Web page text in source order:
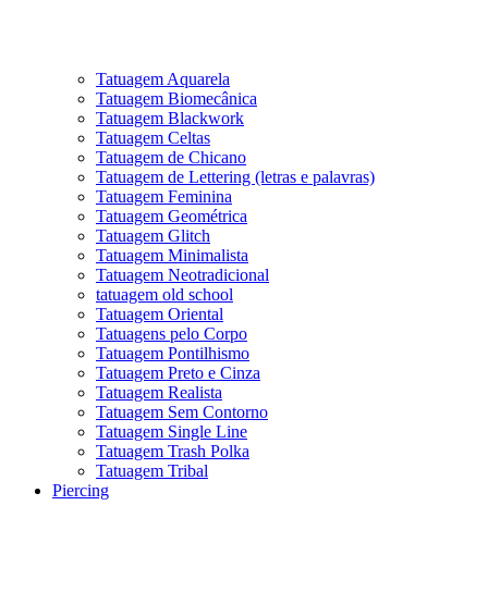
Tatuagem Aquarela
Tatuagem Biomecânica
Tatuagem Blackwork
Tatuagem Celtas
Tatuagem de Chicano
Tatuagem de Lettering (letras e palavras)
Tatuagem Feminina
Tatuagem Geométrica
Tatuagem Glitch
Tatuagem Minimalista
Tatuagem Neotradicional
tatuagem old school
Tatuagem Oriental
Tatuagens pelo Corpo
Tatuagem Pontilhismo
Tatuagem Preto e Cinza
Tatuagem Realista
Tatuagem Sem Contorno
Tatuagem Single Line
Tatuagem Trash Polka
Tatuagem Tribal
Piercing